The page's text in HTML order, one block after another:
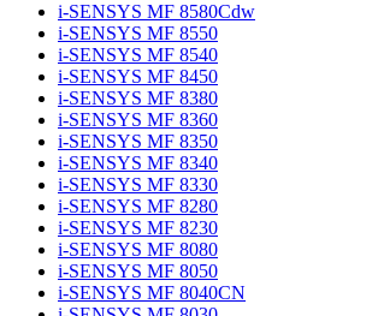
i-SENSYS MF 8580Cdw
i-SENSYS MF 8550
i-SENSYS MF 8540
i-SENSYS MF 8450
i-SENSYS MF 8380
i-SENSYS MF 8360
i-SENSYS MF 8350
i-SENSYS MF 8340
i-SENSYS MF 8330
i-SENSYS MF 8280
i-SENSYS MF 8230
i-SENSYS MF 8080
i-SENSYS MF 8050
i-SENSYS MF 8040CN